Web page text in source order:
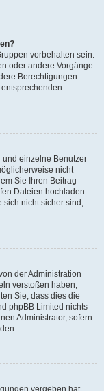
vorbehalten sein.
oder andere Vorgänge
Berechtigungen.
und einzelne Benutzer
nicht
Sie Ihren Beitrag
Dateien hochladen.
sich nicht sicher sind,
der Administration
verstoßen haben,
Sie, dass dies die
phpBB Limited nichts
Administrator, sofern
vergeben hat,